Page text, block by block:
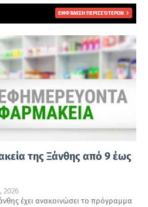
ΕΜΦΆΝΙΣΗ ΠΕΡΙΣΣΌΤΕΡΩΝ
της Ξάνθης από 9 έως
2026
έχει ανακοινώσει το πρόγραμμα